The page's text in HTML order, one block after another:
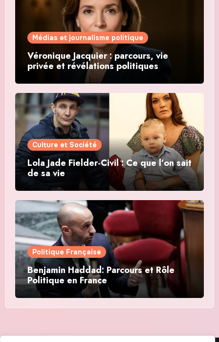
Médias et journalisme politique
Véronique Jacquier : parcours, vie
privée et révélations politiques
Culture et Société
Lola Jade Fielder-Civil : Ce que l’on sait
de sa vie
Politique Française
Benjamin Haddad: Parcours et Rôle
Politique en France